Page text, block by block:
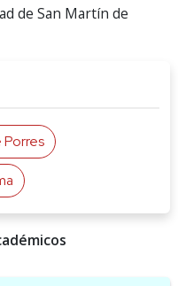
de San Martín de
Porres